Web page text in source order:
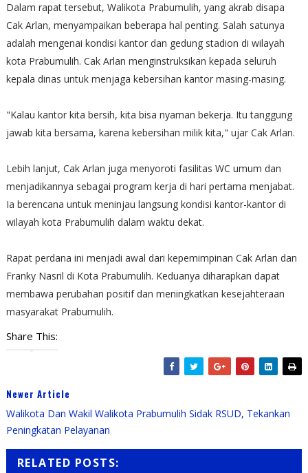
Dalam rapat tersebut, Walikota Prabumulih, yang akrab disapa
Cak Arlan, menyampaikan beberapa hal penting. Salah satunya
adalah mengenai kondisi kantor dan gedung stadion di wilayah
kota Prabumulih. Cak Arlan menginstruksikan kepada seluruh
kepala dinas untuk menjaga kebersihan kantor masing-masing.
"Kalau kantor kita bersih, kita bisa nyaman bekerja. Itu tanggung
jawab kita bersama, karena kebersihan milik kita," ujar Cak Arlan.
Lebih lanjut, Cak Arlan juga menyoroti fasilitas WC umum dan
menjadikannya sebagai program kerja di hari pertama menjabat.
Ia berencana untuk meninjau langsung kondisi kantor-kantor di
wilayah kota Prabumulih dalam waktu dekat.
Rapat perdana ini menjadi awal dari kepemimpinan Cak Arlan dan
Franky Nasril di Kota Prabumulih. Keduanya diharapkan dapat
membawa perubahan positif dan meningkatkan kesejahteraan
masyarakat Prabumulih.
Share This:
Newer Article
Walikota Dan Wakil Walikota Prabumulih Sidak RSUD, Tekankan
Peningkatan Pelayanan
RELATED POSTS: